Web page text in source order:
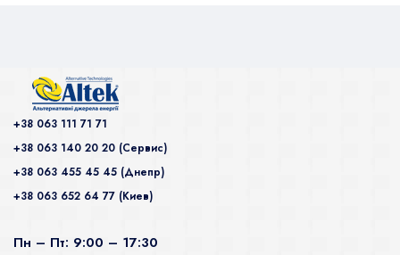
+38 063 111 71 71
+38 063 140 20 20 (Сервис)
+38 063 455 45 45 (Днепр)
+38 063 652 64 77 (Киев)
Пн – Пт: 9:00 – 17:30